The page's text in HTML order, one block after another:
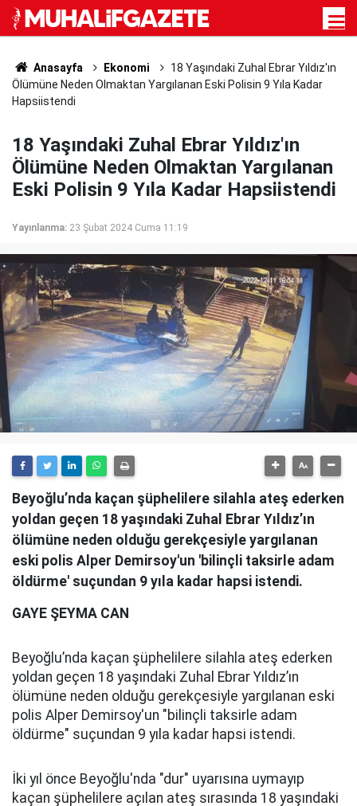
Anasayfa Ekonomi
18 Yaşındaki Zuhal Ebrar Yıldız'ın
Ölümüne Neden Olmaktan Yargılanan Eski Polisin 9 Yıla Kadar
Hapsiistendi
18 Yaşındaki Zuhal Ebrar Yıldız'ın
Ölümüne Neden Olmaktan Yargılanan
Eski Polisin 9 Yıla Kadar Hapsiistendi
Yayınlanma: 23 Şubat 2024 Cuma 11:19
Beyoğlu’nda kaçan şüphelilere silahla ateş ederken
yoldan geçen 18 yaşındaki Zuhal Ebrar Yıldız’ın
ölümüne neden olduğu gerekçesiyle yargılanan
eski polis Alper Demirsoy'un 'bilinçli taksirle adam
öldürme' suçundan 9 yıla kadar hapsi istendi.
GAYE ŞEYMA CAN
Beyoğlu’nda kaçan şüphelilere silahla ateş ederken
yoldan geçen 18 yaşındaki Zuhal Ebrar Yıldız’ın
ölümüne neden olduğu gerekçesiyle yargılanan eski
polis Alper Demirsoy'un "bilinçli taksirle adam
öldürme" suçundan 9 yıla kadar hapsi istendi.
İki yıl önce Beyoğlu'nda "dur" uyarısına uymayıp
kaçan şüphelilere açılan ateş sırasında 18 yaşındaki